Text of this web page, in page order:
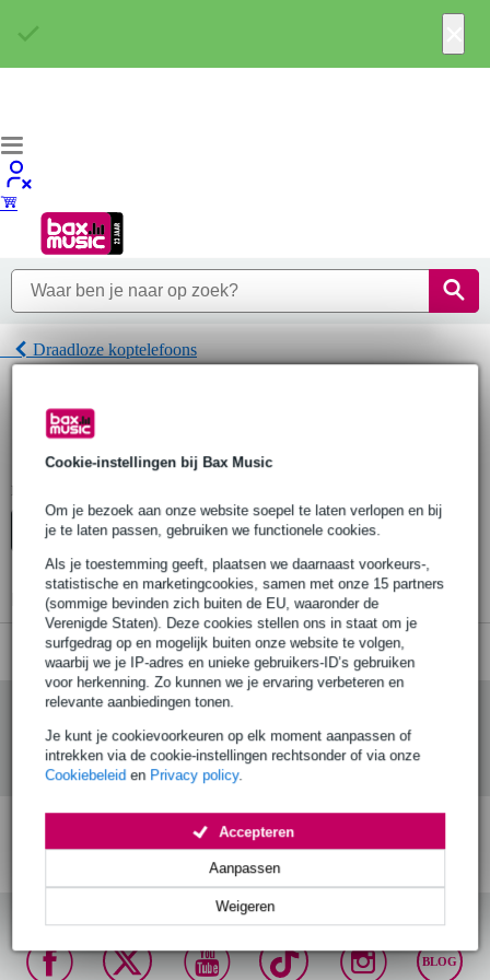
Cookie-instellingen bij Bax Music
Om je bezoek aan onze website soepel te laten verlopen en bij
je te laten passen, gebruiken we functionele cookies.
Als je toestemming geeft, plaatsen we daarnaast voorkeurs-,
statistische en marketingcookies, samen met onze 15 partners
(sommige bevinden zich buiten de EU, waaronder de
Verenigde Staten). Deze cookies stellen ons in staat om je
surfgedrag op en mogelijk buiten onze website te volgen,
waarbij we je IP-adres en unieke gebruikers-ID’s gebruiken
voor herkenning. Zo kunnen we je ervaring verbeteren en
relevante aanbiedingen tonen.
Je kunt je cookievoorkeuren op elk moment aanpassen of
intrekken via de cookie-instellingen rechtsonder of via onze
Cookiebeleid en Privacy policy.
Weigeren
Aanpassen
Accepteren
Draadloze koptelefoons
Draadloze koptelefoons
Denon HiFi Draadloze koptelefoons
Top-10 Advies
Er zijn geen producten gevonden.
Gratis verzending vanaf
Voor 23:00 besteld,
morgen in huis (mits
op voorraad)
30 dagen 'niet goed
BLOG